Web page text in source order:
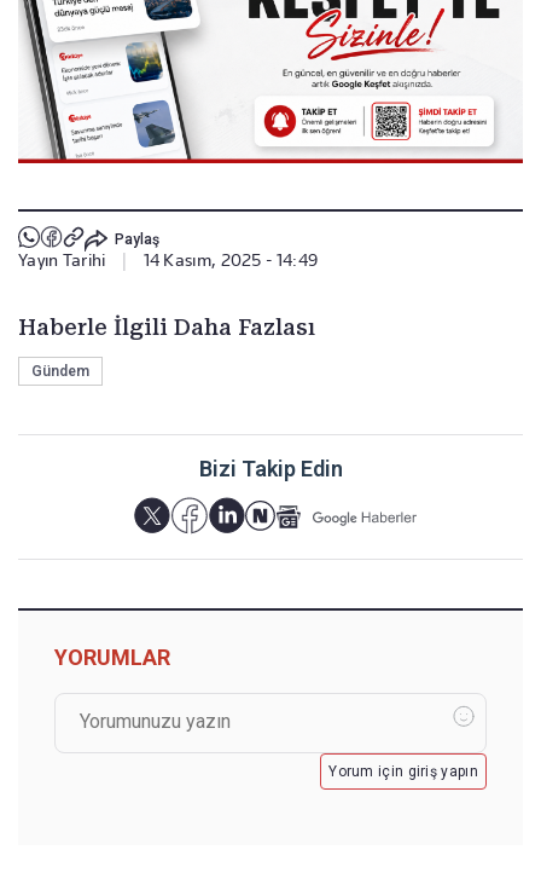
Paylaş
Yayın Tarihi 14 Kasım, 2025 - 14:49
Haberle İlgili Daha Fazlası
Gündem
Bizi Takip Edin
YORUMLAR
Yorum için giriş yapın